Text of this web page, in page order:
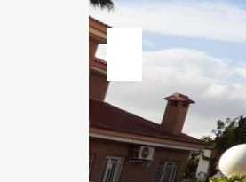
Previous